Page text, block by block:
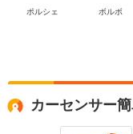
ポルシェ ボルボ
カーセンサー